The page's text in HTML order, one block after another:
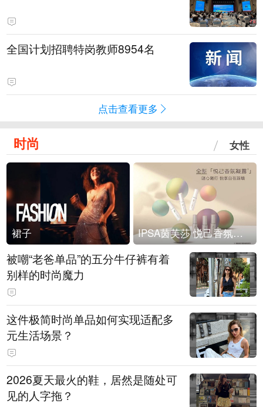
全国计划招聘特岗教师8954名
点击查看更多
时尚 女性
裙子 IPSA茵芙莎 悦己香氛凝露上市
被嘲“老爸单品”的五分牛仔裤有着
别样的时尚魔力
这件极简时尚单品如何实现适配多
元生活场景？
2026夏天最火的鞋，居然是随处可
见的人字拖？